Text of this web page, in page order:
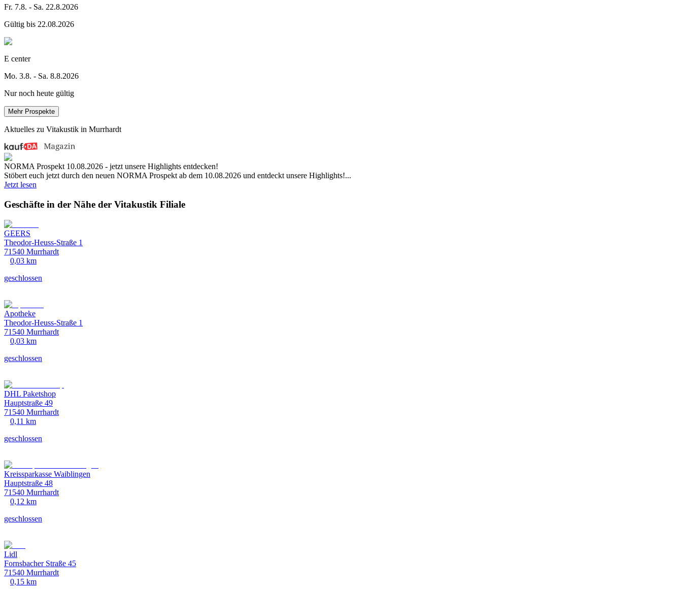
Fr. 7.8. - Sa. 22.8.2026
Gültig bis 22.08.2026
E center
Mo. 3.8. - Sa. 8.8.2026
Nur noch heute gültig
Mehr Prospekte
Aktuelles zu Vitakustik in Murrhardt
NORMA Prospekt 10.08.2026 - jetzt unsere Highlights entdecken!
Stöbert euch jetzt durch den neuen NORMA Prospekt ab dem 10.08.2026 und entdeckt unsere Highlights!...
Jetzt lesen
Geschäfte in der Nähe der Vitakustik Filiale
GEERS
Theodor-Heuss-Straße 1
71540 Murrhardt
0,03 km
geschlossen
Apotheke
Theodor-Heuss-Straße 1
71540 Murrhardt
0,03 km
geschlossen
DHL Paketshop
Hauptstraße 49
71540 Murrhardt
0,11 km
geschlossen
Kreissparkasse Waiblingen
Hauptstraße 48
71540 Murrhardt
0,12 km
geschlossen
Lidl
Fornsbacher Straße 45
71540 Murrhardt
0,15 km